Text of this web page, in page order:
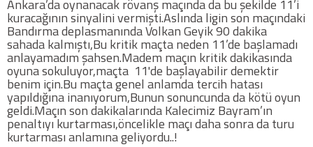
Bisiklet
Diğer Sporlar
Sosyal Medya
Facebook
Ankara’da oynanacak rövanş maçında da bu şekilde 11’i
kuracağının sinyalini vermişti.Aslında ligin son maçındaki
Bandırma deplasmanında Volkan Geyik 90 dakika
sahada kalmıştı,Bu kritik maçta neden 11’de başlamadı
anlayamadım şahsen.Madem maçın kritik dakikasında
oyuna sokuluyor,maçta 11'de başlayabilir demektir
benim için.Bu maçta genel anlamda tercih hatası
yapıldığına inanıyorum,Bunun sonuncunda da kötü oyun
geldi.Maçın son dakikalarında Kalecimiz Bayram’ın
penaltıyı kurtarması,öncelikle maçı daha sonra da turu
kurtarması anlamına geliyordu..!